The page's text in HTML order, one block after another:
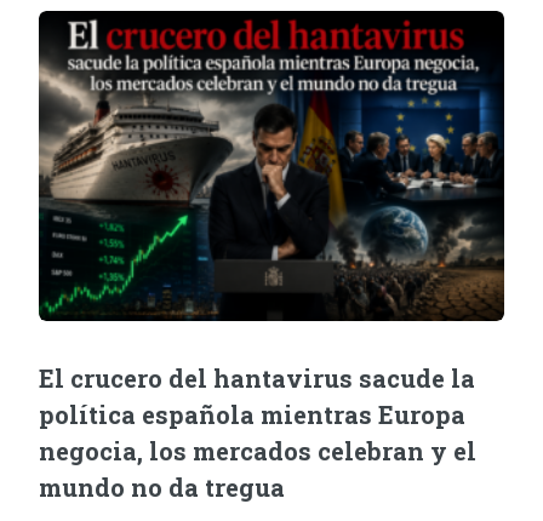
El crucero del hantavirus sacude la
política española mientras Europa
negocia, los mercados celebran y el
mundo no da tregua